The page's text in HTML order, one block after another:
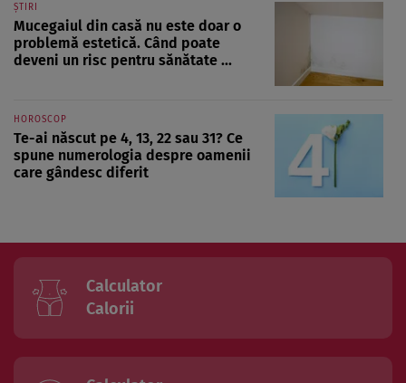
ȘTIRI
Mucegaiul din casă nu este doar o
problemă estetică. Când poate
deveni un risc pentru sănătate ...
HOROSCOP
Te-ai născut pe 4, 13, 22 sau 31? Ce
spune numerologia despre oamenii
care gândesc diferit
Calculator
Calorii